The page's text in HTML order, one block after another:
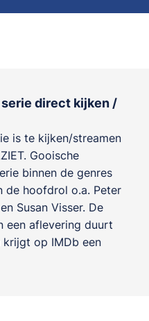
direct kijken /
is te kijken/streamen
Gooische
binnen de genres
de hoofdrol o.a. Peter
en Susan Visser. De
een aflevering duurt
op IMDb een